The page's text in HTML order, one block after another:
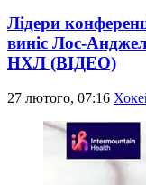
Лідери
виніс Лос-
НХЛ (ВІДЕО)
27 лютого, 07:16